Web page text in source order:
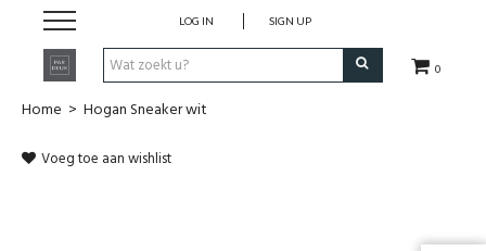
0
LOG IN SIGN UP
Zomer '26
Home > Hogan Sneaker wit
Voeg toe aan wishlist